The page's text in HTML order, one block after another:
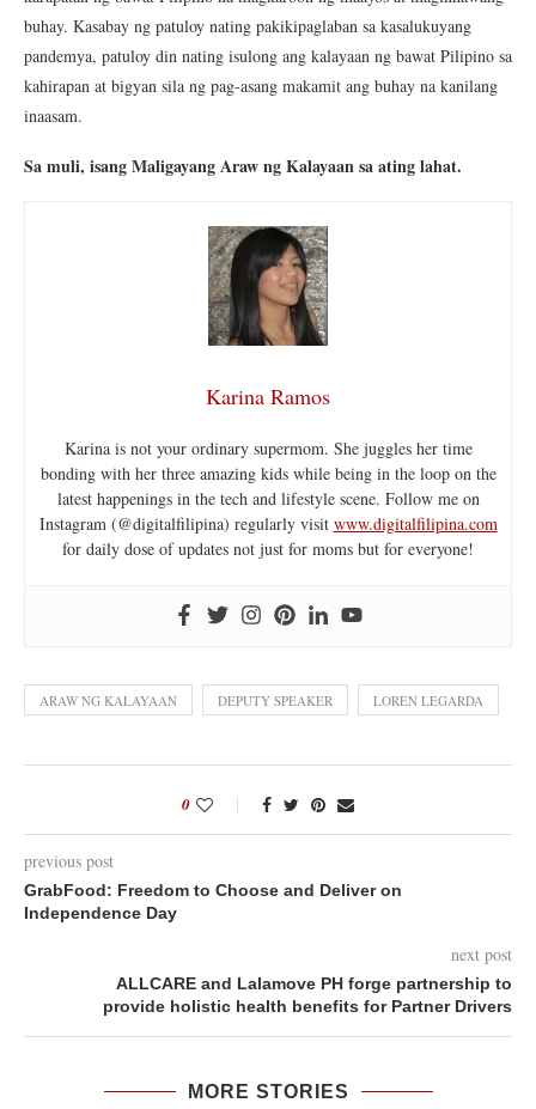
buhay. Kasabay ng patuloy nating pakikipaglaban sa kasalukuyang
pandemya, patuloy din nating isulong ang kalayaan ng bawat Pilipino sa
kahirapan at bigyan sila ng pag-asang makamit ang buhay na kanilang
inaasam.
Sa muli, isang Maligayang Araw ng Kalayaan sa ating lahat.
Karina Ramos
Karina is not your ordinary supermom. She juggles her time
bonding with her three amazing kids while being in the loop on the
latest happenings in the tech and lifestyle scene. Follow me on
Instagram (@digitalfilipina) regularly visit www.digitalfilipina.com
for daily dose of updates not just for moms but for everyone!
ARAW NG KALAYAAN DEPUTY SPEAKER LOREN LEGARDA
0
previous post
GrabFood: Freedom to Choose and Deliver on
Independence Day
next post
ALLCARE and Lalamove PH forge partnership to
provide holistic health benefits for Partner Drivers
MORE STORIES